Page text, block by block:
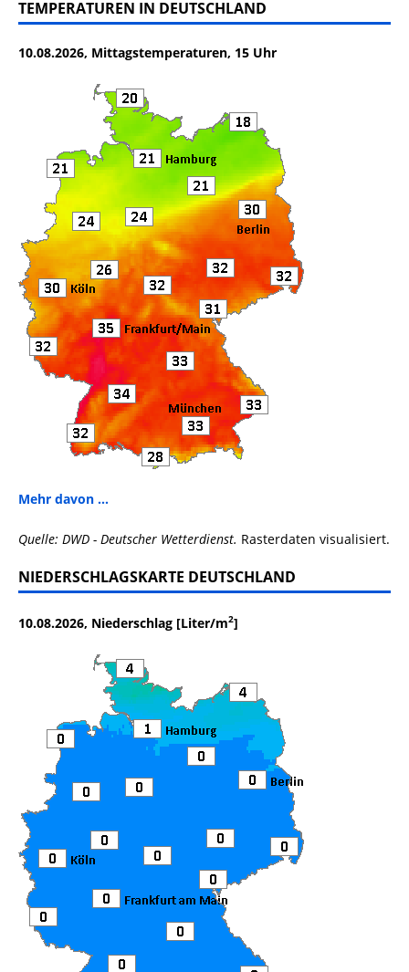
e
b
k
te
r
l n
TEMPERATUREN IN DEUTSCHLAND
10.08.2026, Mittagstemperaturen, 15 Uhr
Mehr davon ...
Quelle: DWD - Deutscher Wetterdienst. Rasterdaten visualisiert.
NIEDERSCHLAGSKARTE DEUTSCHLAND
10.08.2026, Niederschlag [Liter/m2]